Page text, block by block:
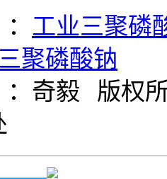
工业三聚磷
聚磷酸钠
奇毅
版权